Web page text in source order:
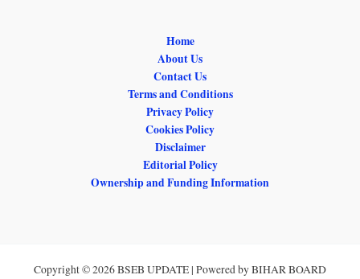
Home
About Us
Contact Us
Terms and Conditions
Privacy Policy
Cookies Policy
Disclaimer
Editorial Policy
Ownership and Funding Information
Copyright © 2026 BSEB UPDATE | Powered by BIHAR BOARD